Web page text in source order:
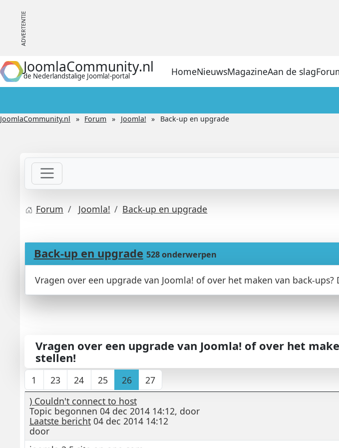
JoomlaCommunity.nl
de Nederlandstalige Joomla!-portal HomeNieuwsMagazineAan de slag
JoomlaCommunity.nl Forum Joomla! Back-up en upgrade
Forum Joomla! Back-up en upgrade
Back-up en upgrade 528 onderwerpen
Vragen over een upgrade van Joomla! of over het maken van back-ups?
Vragen over een upgrade van Joomla! of over het
stellen!
1 23 24 25 26
27
) Couldn't connect to host
Topic begonnen 04 dec 2014 14:12, door
Laatste bericht04 dec 2014 14:12
door